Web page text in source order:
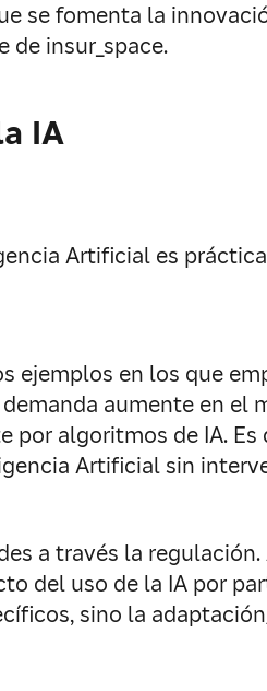
se fomenta la
de insur_space.
IA
Artificial es
en los que
aumente en el
algoritmos de IA. Es
Artificial sin
a través la regulación.
del uso de la IA por
sino la